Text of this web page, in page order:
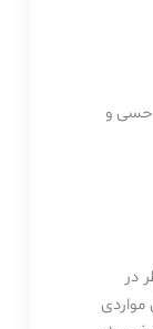
حسی و
در